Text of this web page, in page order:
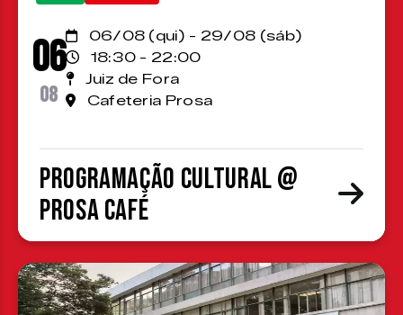
06
08
06/08 (qui) - 29/08 (sáb)
18:30 - 22:00
Juiz de Fora
Cafeteria Prosa
Programação cultural @
Prosa Café